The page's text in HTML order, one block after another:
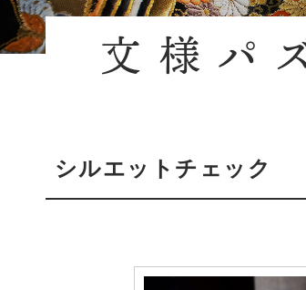
文様パ
シルエットチェック